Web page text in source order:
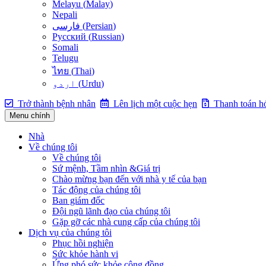
Melayu (Malay)
Nepali
فارسی (Persian)
Русский (Russian)
Somali
Telugu
ไทย (Thai)
(Urdu)
Trở thành bệnh nhân
Lên lịch một cuộc hẹn Thanh toán
Menu chính
Nhà
Về chúng tôi
Về chúng tôi
Sứ mệnh, Tầm nhìn &Giá trị
Chào mừng bạn đến với nhà y tế của bạn
Tác động của chúng tôi
Ban giám đốc
Đội ngũ lãnh đạo của chúng tôi
Gặp gỡ các nhà cung cấp của chúng tôi
Dịch vụ của chúng tôi
Phục hồi nghiện
Sức khỏe hành vi